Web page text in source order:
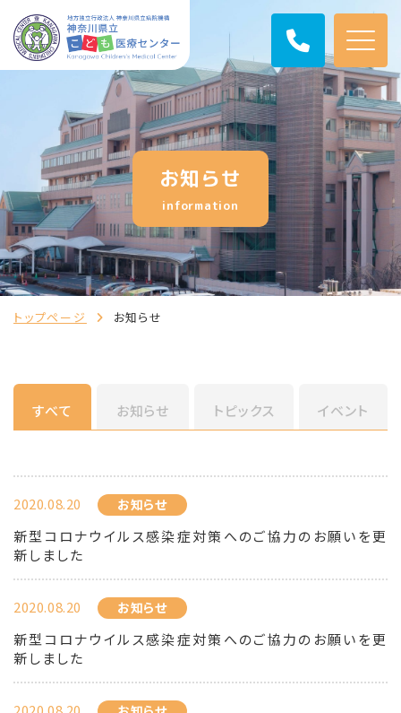
お知らせ
information
トップページ お知らせ
すべて お知らせ トピックス イベント
2020.08.20 お知らせ
新型コロナウイルス感染症対策へのご協力のお願いを更
新しました
2020.08.20 お知らせ
新型コロナウイルス感染症対策へのご協力のお願いを更
新しました